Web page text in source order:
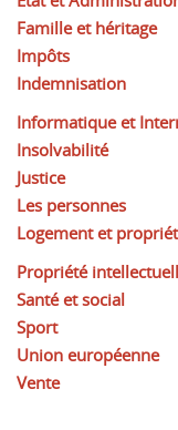
Famille et héritage
Impôts
Indemnisation
Informatique et
Insolvabilité
Justice
Les personnes
Logement et
Propriété
Santé et social
Sport
Union européenne
Vente